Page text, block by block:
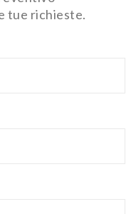
tue richieste.